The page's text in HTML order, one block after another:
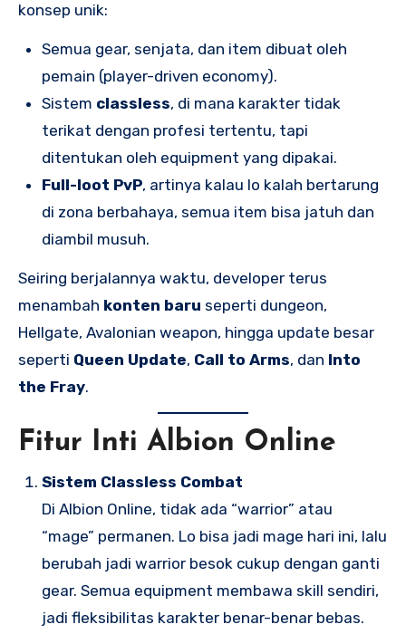
konsep unik:
Semua gear, senjata, dan item dibuat oleh
pemain (player-driven economy).
Sistem classless, di mana karakter tidak
terikat dengan profesi tertentu, tapi
ditentukan oleh equipment yang dipakai.
Full-loot PvP, artinya kalau lo kalah bertarung
di zona berbahaya, semua item bisa jatuh dan
diambil musuh.
Seiring berjalannya waktu, developer terus
menambah konten baru seperti dungeon,
Hellgate, Avalonian weapon, hingga update besar
seperti Queen Update, Call to Arms, dan Into
the Fray.
Fitur Inti Albion Online
Sistem Classless Combat
Di Albion Online, tidak ada “warrior” atau
“mage” permanen. Lo bisa jadi mage hari ini, lalu
berubah jadi warrior besok cukup dengan ganti
gear. Semua equipment membawa skill sendiri,
jadi fleksibilitas karakter benar-benar bebas.